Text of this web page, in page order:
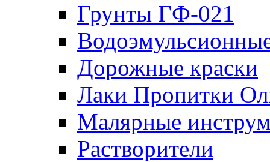
Грунты ГФ-021
Дорожные краски
Лаки Пропитки
Малярные
Растворители